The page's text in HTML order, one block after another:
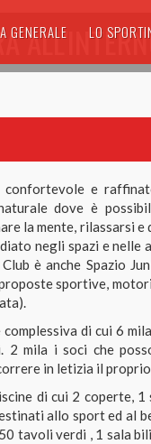
GENERALE LO
confortevole e
dove è
la mente, rilassarsi
negli spazi e
è anche Spazio
sportive,
complessiva di cui 6
2 mila i soci che
in letizia il
di cui 2 coperte,
allo sport ed al
tavoli verdi , 1 sala